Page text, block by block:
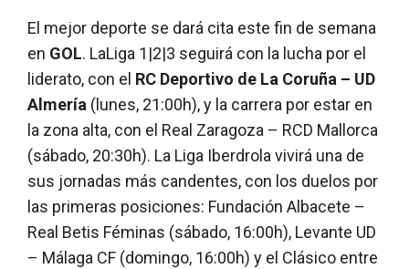
El mejor deporte se dará cita este fin de semana
en GOL. LaLiga 1|2|3 seguirá con la lucha por el
liderato, con el RC Deportivo de La Coruña – UD
Almería (lunes, 21:00h), y la carrera por estar en
la zona alta, con el Real Zaragoza – RCD Mallorca
(sábado, 20:30h). La Liga Iberdrola vivirá una de
sus jornadas más candentes, con los duelos por
las primeras posiciones: Fundación Albacete –
Real Betis Féminas (sábado, 16:00h), Levante UD
– Málaga CF (domingo, 16:00h) y el Clásico entre